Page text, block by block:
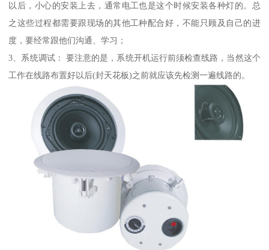
以后，小心的安装上去，通常电工也是这个时候安装各种灯的。总
之这些过程都需要跟现场的其他工种配合好，不能只顾及自己的进
度，要经常跟他们沟通、学习；
3、系统调试： 要注意的是，系统开机运行前须检查线路，当然这个
工作在线路布置好以后(封天花板)之前就应该先检测一遍线路的。